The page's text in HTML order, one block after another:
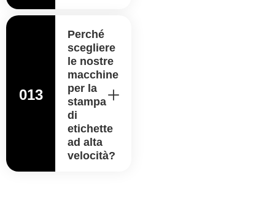
013
Perché
scegliere
le nostre
macchine
per la
stampa
di
etichette
ad alta
velocità?